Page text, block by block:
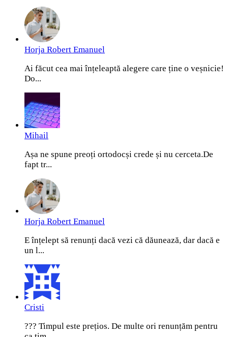
Horja Robert Emanuel
Ai făcut cea mai înțeleaptă alegere care ține o veșnicie!
Do...
Mihail
Așa ne spune preoți ortodocși crede și nu cerceta.De
fapt tr...
Horja Robert Emanuel
E înțelept să renunți dacă vezi că dăunează, dar dacă e
un l...
Cristi
??? Timpul este prețios. De multe ori renunțăm pentru